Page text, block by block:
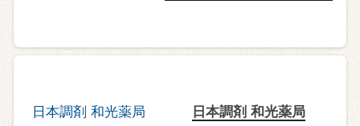
日本調剤 和光薬局